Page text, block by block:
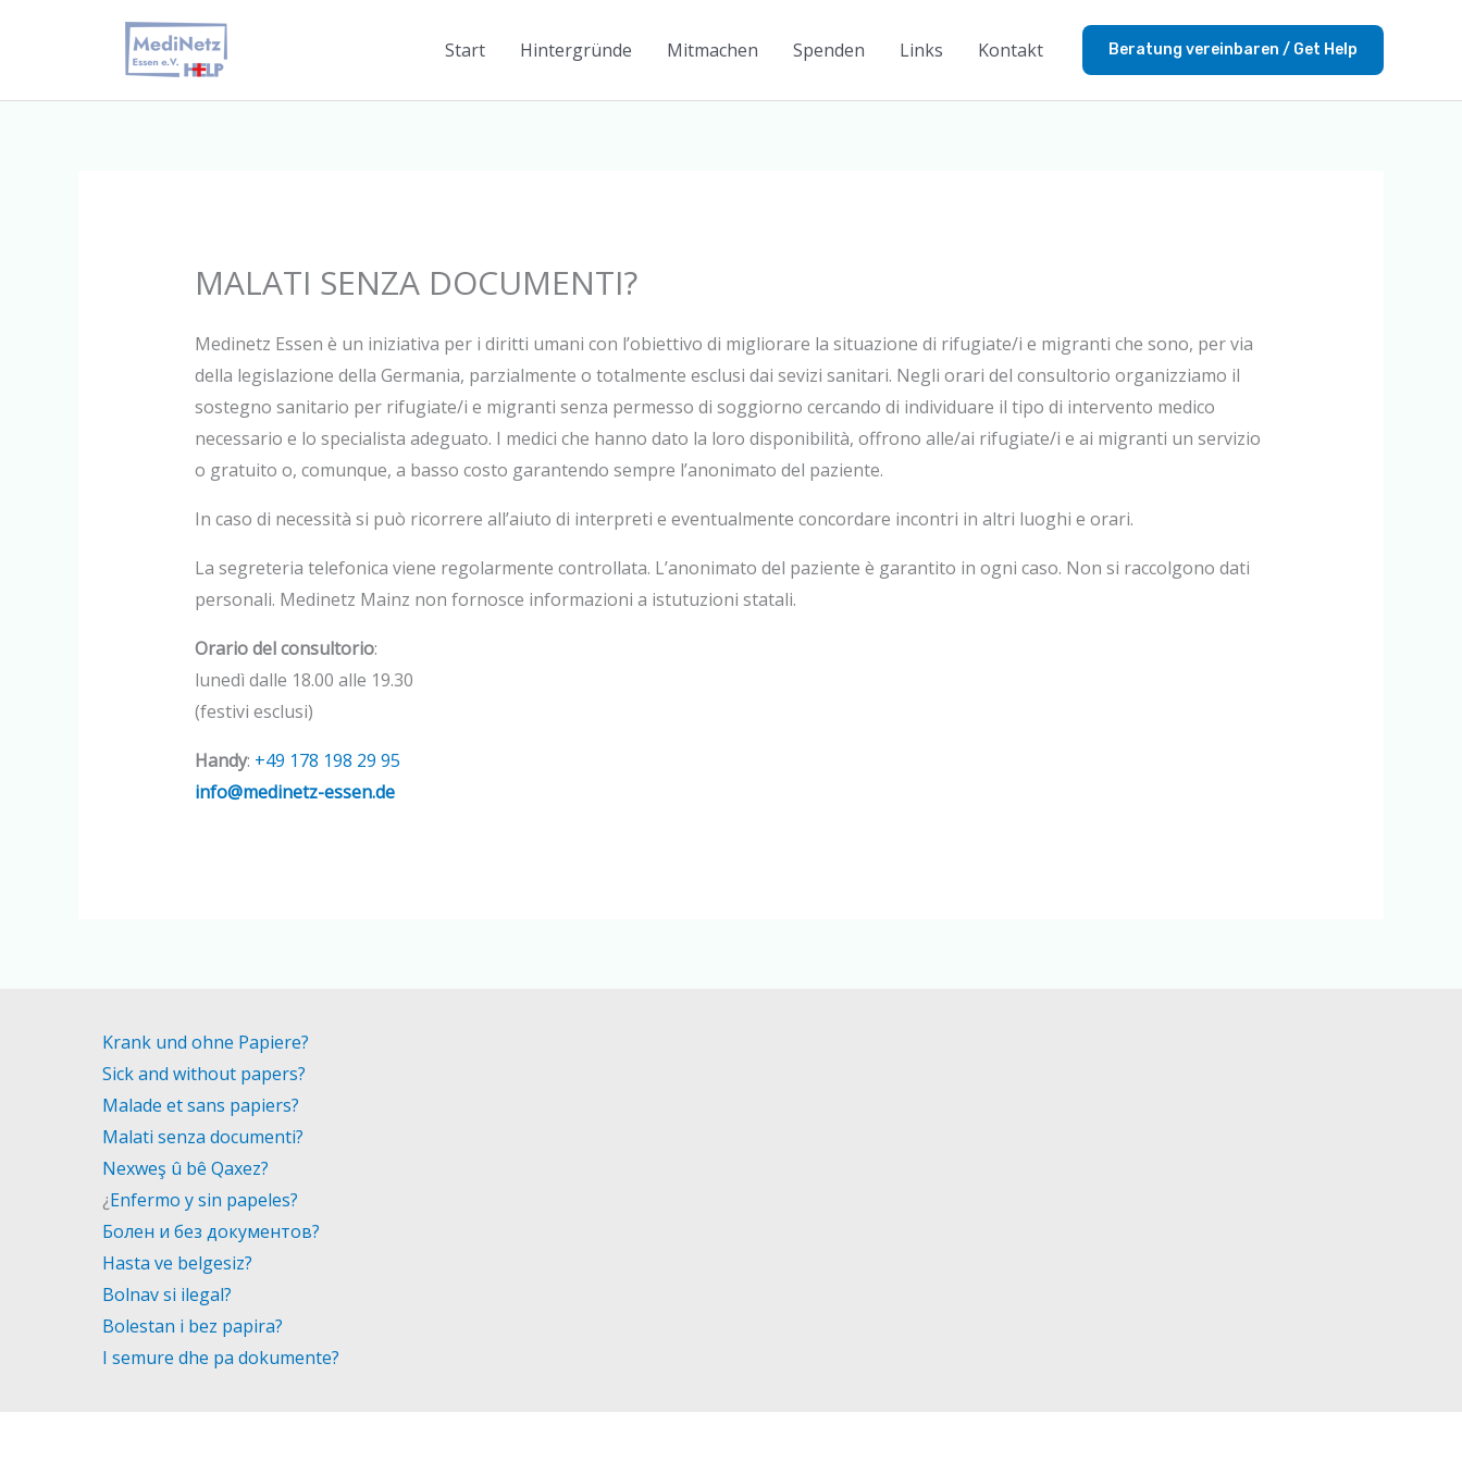
Start Hintergründe Mitmachen Spenden Links Kontakt Beratung vereinbaren / Get Help
MALATI SENZA DOCUMENTI?
Medinetz Essen è un iniziativa per i diritti umani con l’obiettivo di migliorare la situazione di rifugiate/i e migranti che sono, per via
della legislazione della Germania, parzialmente o totalmente esclusi dai sevizi sanitari. Negli orari del consultorio organizziamo il
sostegno sanitario per rifugiate/i e migranti senza permesso di soggiorno cercando di individuare il tipo di intervento medico
necessario e lo specialista adeguato. I medici che hanno dato la loro disponibilità, offrono alle/ai rifugiate/i e ai migranti un servizio
o gratuito o, comunque, a basso costo garantendo sempre l’anonimato del paziente.
In caso di necessità si può ricorrere all’aiuto di interpreti e eventualmente concordare incontri in altri luoghi e orari.
La segreteria telefonica viene regolarmente controllata. L’anonimato del paziente è garantito in ogni caso. Non si raccolgono dati
personali. Medinetz Mainz non fornosce informazioni a istutuzioni statali.
Orario del consultorio:
lunedì dalle 18.00 alle 19.30
(festivi esclusi)
Handy: +49 178 198 29 95
info@medinetz-essen.de
Krank und ohne Papiere?
Sick and without papers?
Malade et sans papiers?
Malati senza documenti?
Nexweş û bê Qaxez?
¿Enfermo y sin papeles?
Болен и без документов?
Hasta ve belgesiz?
Bolnav si ilegal?
Bolestan i bez papira?
I semure dhe pa dokumente?